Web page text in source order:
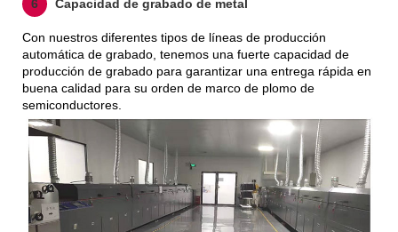
6 Capacidad de grabado de metal
Con nuestros diferentes tipos de líneas de producción
automática de grabado, tenemos una fuerte capacidad de
producción de grabado para garantizar una entrega rápida en
buena calidad para su orden de marco de plomo de
semiconductores.